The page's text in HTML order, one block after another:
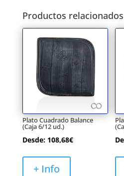
Productos relacionados
Plato Cuadrado Balance
(Caja 6/12 ud.)
Desde: 108,68€
+ Info